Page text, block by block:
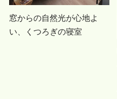
窓からの自然光が心地よ
い、くつろぎの寝室